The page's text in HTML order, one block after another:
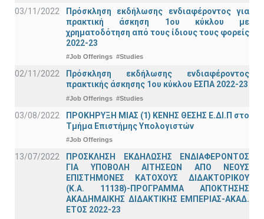
03/11/2022
Πρόσκληση εκδήλωσης ενδιαφέροντος για
πρακτική άσκηση 1ου κύκλου με
χρηματοδότηση από τους ίδιους τους φορείς
2022-23
#Job Offerings #Studies
02/11/2022
Πρόσκληση εκδήλωσης ενδιαφέροντος
πρακτικής άσκησης 1ου κύκλου ΕΣΠΑ 2022-23
#Job Offerings #Studies
03/08/2022
ΠΡΟΚΗΡΥΞΗ ΜΙΑΣ (1) ΚΕΝΗΣ ΘΕΣΗΣ Ε.ΔΙ.Π στο
Τμήμα Επιστήμης Υπολογιστών
#Job Offerings
13/07/2022
ΠΡΟΣΚΛΗΣΗ ΕΚΔΗΛΩΣΗΣ ΕΝΔΙΑΦΕΡΟΝΤΟΣ
ΓΙΑ ΥΠΟΒΟΛΗ ΑΙΤΗΣΕΩΝ ΑΠΟ ΝΕΟΥΣ
ΕΠΙΣΤΗΜΟΝΕΣ ΚΑΤΟΧΟΥΣ ΔΙΔΑΚΤΟΡΙΚΟΥ
(Κ.Α. 11138)-ΠΡΟΓΡΑΜΜΑ ΑΠΟΚΤΗΣΗΣ
ΑΚΑΔΗΜΑΙΚΗΣ ΔΙΔΑΚΤΙΚΗΣ ΕΜΠΕΡΙΑΣ-ΑΚΑΔ.
ΕΤΟΣ 2022-23